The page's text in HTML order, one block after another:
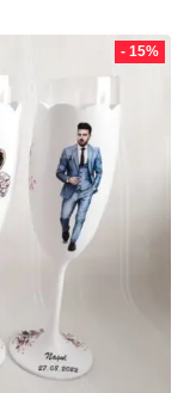
- 15%